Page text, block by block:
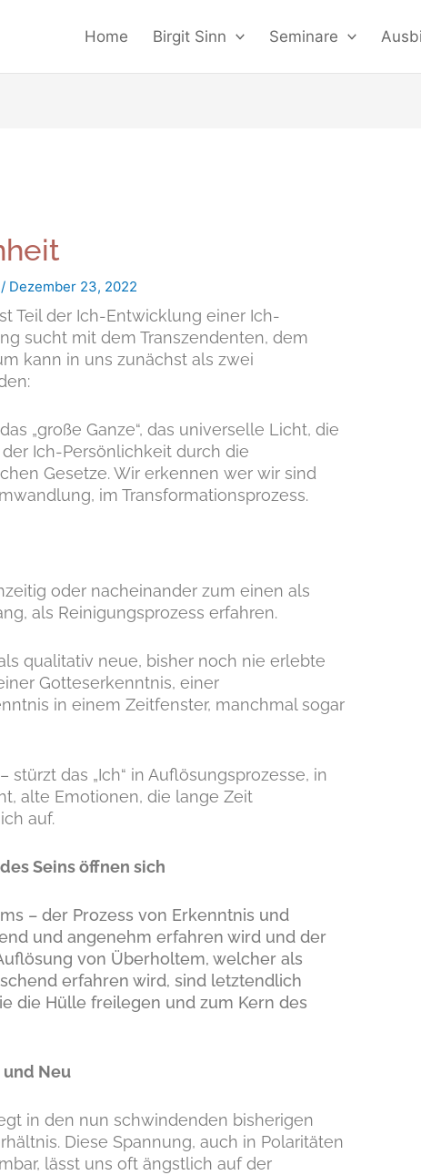
Home Birgit Sinn Seminare
/ Dezember 23, 2022
Teil der Ich-Entwicklung einer Ich-
sucht mit dem Transzendenten, dem
kann in uns zunächst als zwei
„große Ganze“, das universelle Licht, die
Ich-Persönlichkeit durch die
Gesetze. Wir erkennen wer wir sind
im Transformationsprozess.
oder nacheinander zum einen als
als Reinigungsprozess erfahren.
qualitativ neue, bisher noch nie erlebte
Gotteserkenntnis, einer
in einem Zeitfenster, manchmal sogar
das „Ich“ in Auflösungsprozesse, in
alte Emotionen, die lange Zeit
auf.
Seins öffnen sich
– der Prozess von Erkenntnis und
und angenehm erfahren wird und der
von Überholtem, welcher als
erfahren wird, sind letztendlich
die Hülle freilegen und zum Kern des
Neu
in den nun schwindenden bisherigen
Diese Spannung, auch in Polaritäten
lässt uns oft ängstlich auf der